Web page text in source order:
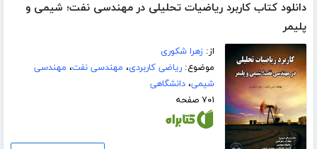
دانلود کتاب کاربرد ریاضیات تحلیلی در مهندسی نفت؛ شیمی و
پلیمر
از:زهرا شکوری
موضوع:ریاضی کاربردی، مهندسی نفت، مهندسی
شیمی،دانشگاهی
۷۰۱ صفحه